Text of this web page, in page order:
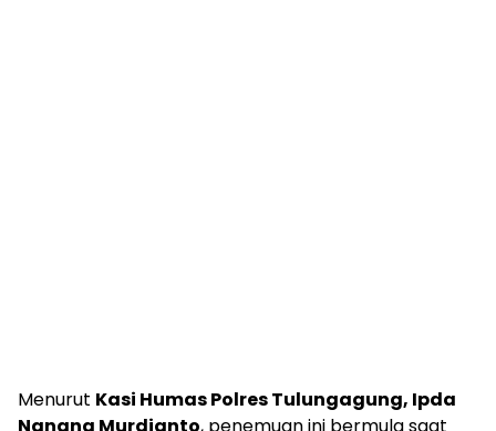
​Menurut Kasi Humas Polres Tulungagung, Ipda